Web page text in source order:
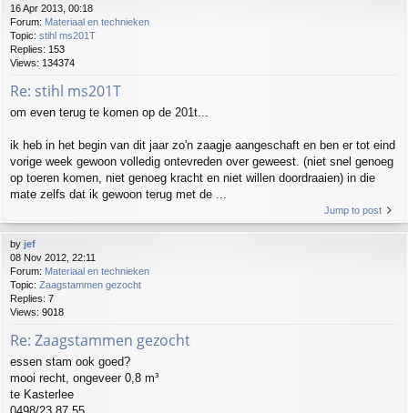
16 Apr 2013, 00:18
Forum: Materiaal en technieken
Topic: stihl ms201T
Replies: 153
Views: 134374
Re: stihl ms201T
om even terug te komen op de 201t...
ik heb in het begin van dit jaar zo'n zaagje aangeschaft en ben er tot eind
vorige week gewoon volledig ontevreden over geweest. (niet snel genoeg
op toeren komen, niet genoeg kracht en niet willen doordraaien) in die
mate zelfs dat ik gewoon terug met de ...
Jump to post
by jef
08 Nov 2012, 22:11
Forum: Materiaal en technieken
Topic: Zaagstammen gezocht
Replies: 7
Views: 9018
Re: Zaagstammen gezocht
essen stam ook goed?
mooi recht, ongeveer 0,8 m³
te Kasterlee